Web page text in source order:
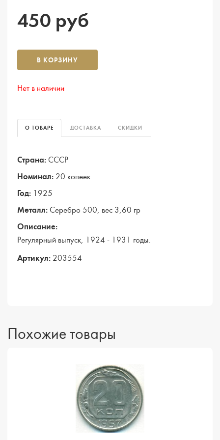
450 руб
В КОРЗИНУ
Нет в наличии
О ТОВАРЕ ДОСТАВКА СКИДКИ
Страна: СССР
Номинал: 20 копеек
Год: 1925
Металл: Серебро 500, вес 3,60 гр
Описание:
Регулярный выпуск, 1924 - 1931 годы.
Артикул: 203554
Похожие товары